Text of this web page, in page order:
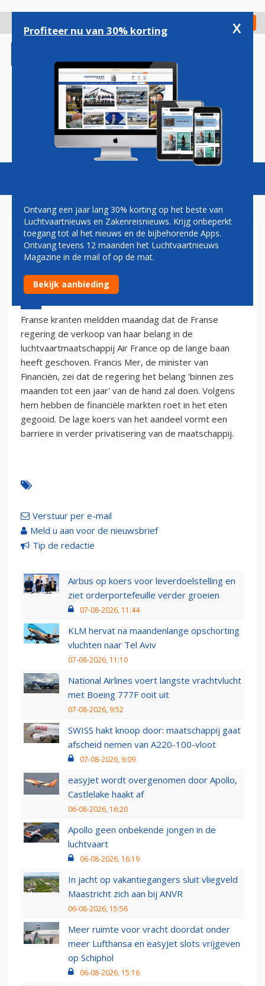
gaan
Check in
Magazine Podcasts Vacatures
FRANSE REGERING HOUDT
BELANG IN AIR FRANCE
21 oktober 2002 - 2:00
Franse kranten meldden maandag dat de Franse
regering de verkoop van haar belang in de
luchtvaartmaatschappij Air France op de lange baan
heeft geschoven. Francis Mer, de minister van
Financiën, zei dat de regering het belang 'binnen zes
maanden tot een jaar' van de hand zal doen. Volgens
hem hebben de financiële markten roet in het eten
gegooid. De lage koers van het aandeel vormt een
barriere in verder privatisering van de maatschappij.
Verstuur per e-mail
Meld u aan voor de nieuwsbrief
Tip de redactie
Airbus op koers voor leverdoelstelling en
ziet orderportefeuille verder groeien
07-08-2026, 11:44
KLM hervat na maandenlange opschorting
vluchten naar Tel Aviv
07-08-2026, 11:10
National Airlines voert langste vrachtvlucht
met Boeing 777F ooit uit
07-08-2026, 9:52
SWISS hakt knoop door: maatschappij gaat
afscheid nemen van A220-100-vloot
07-08-2026, 9:09
easyJet wordt overgenomen door Apollo,
Castlelake haakt af
06-08-2026, 16:20
Apollo geen onbekende jongen in de
luchtvaart
06-08-2026, 16:19
In jacht op vakantiegangers sluit vliegveld
Maastricht zich aan bij ANVR
06-08-2026, 15:56
Meer ruimte voor vracht doordat onder
meer Lufthansa en easyJet slots vrijgeven
op Schiphol
06-08-2026, 15:16
Profiteer nu van 30% korting x
Ontvang een jaar lang 30% korting op het beste van
Luchtvaartnieuws en Zakenreisnieuws. Krijg onbeperkt
toegang tot al het nieuws en de bijbehorende Apps.
Ontvang tevens 12 maanden het Luchtvaartnieuws
Magazine in de mail of op de mat.
Bekijk aanbieding